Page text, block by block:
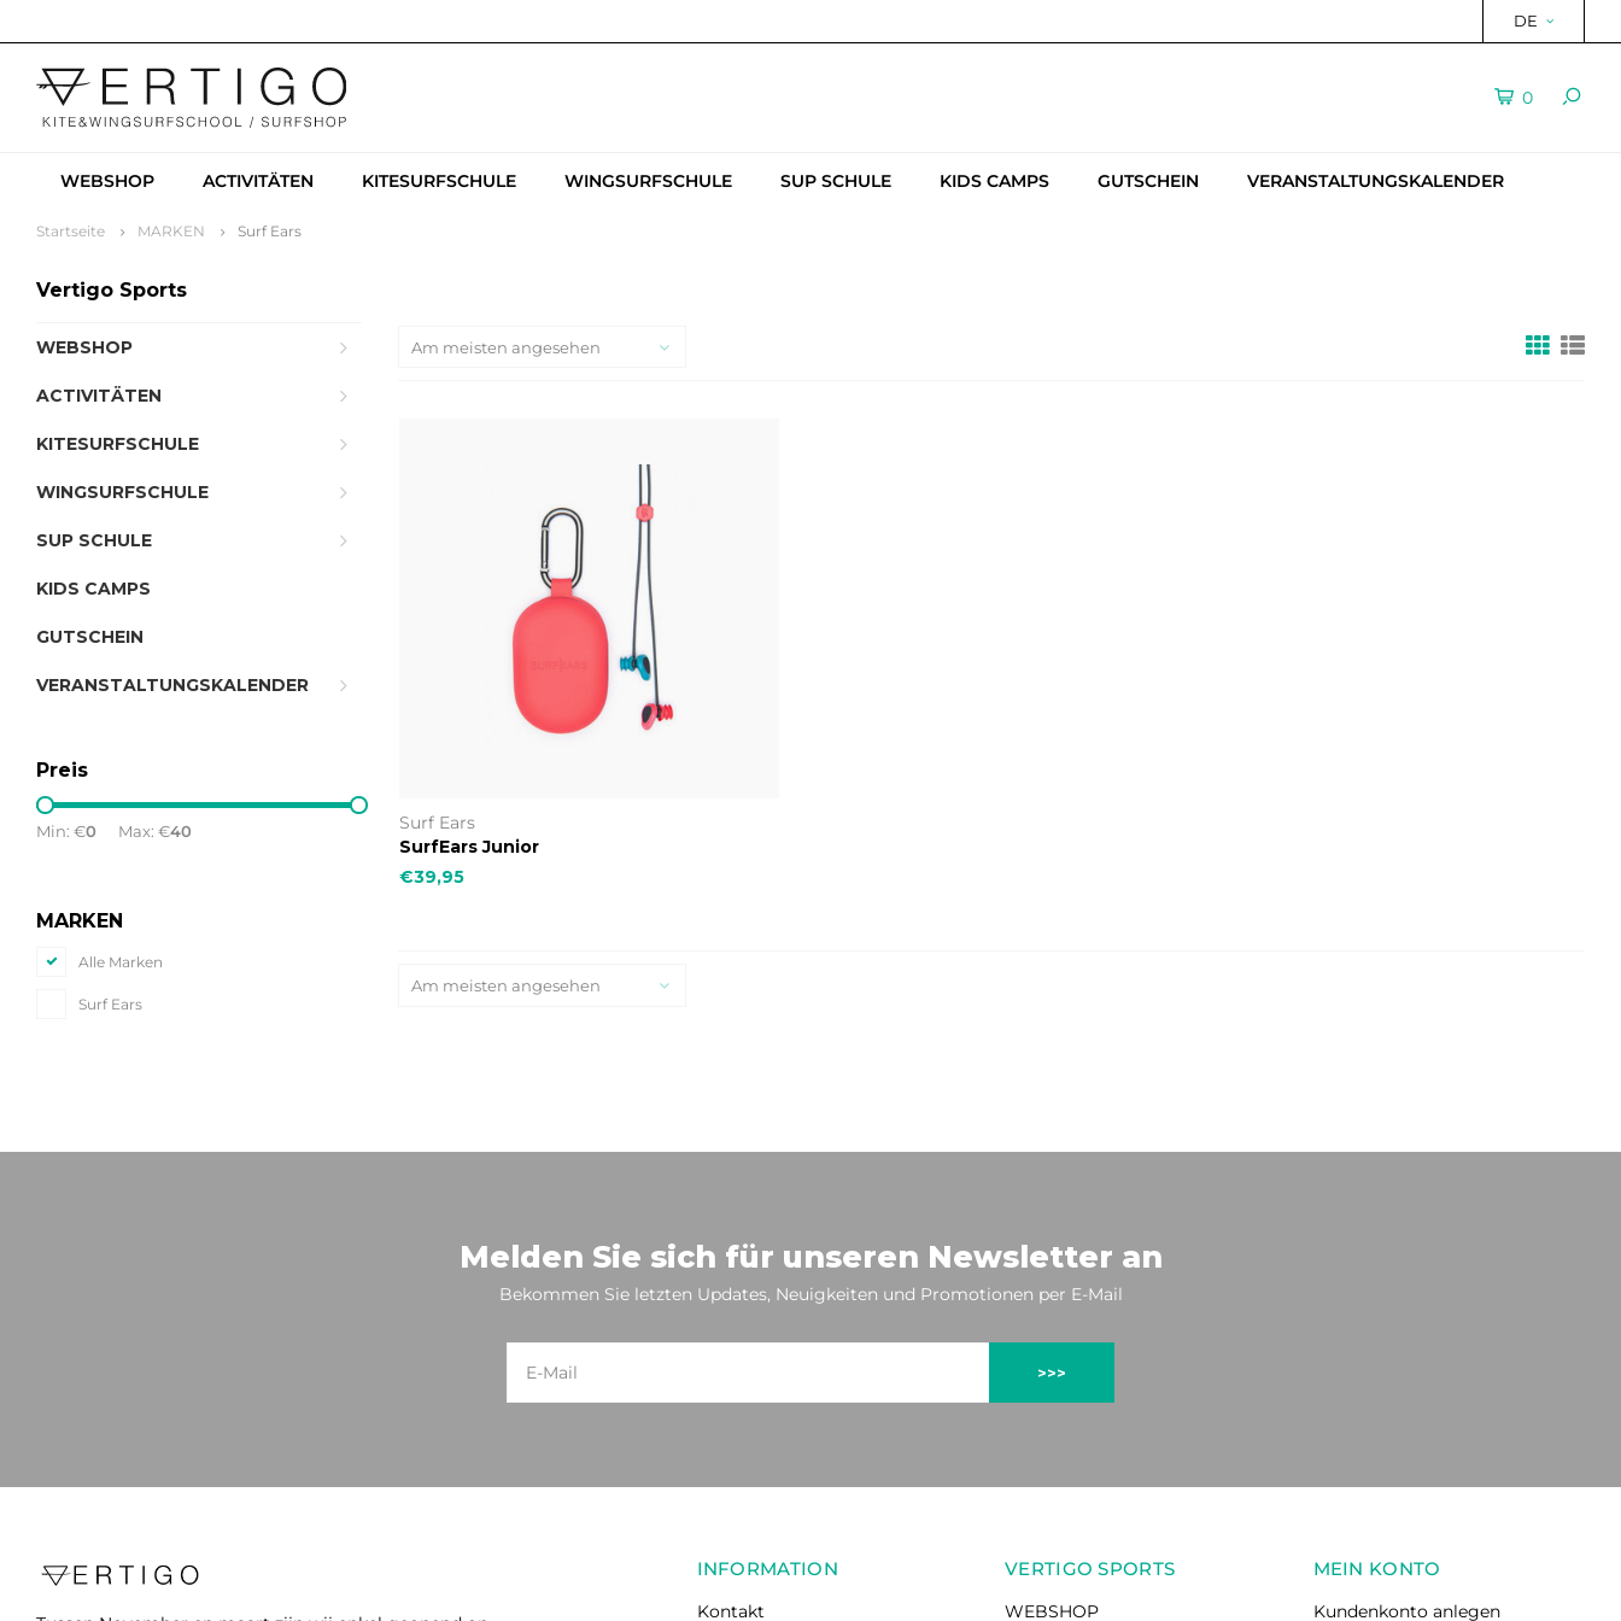
DE
0
WEBSHOP ACTIVITÄTEN KITESURFSCHULE WINGSURFSCHULE SUP SCHULE KIDS CAMPS GUTSCHEIN VERANSTALTUNGSKALENDER
Startseite MARKEN Surf Ears
Vertigo Sports
WEBSHOP
ACTIVITÄTEN
KITESURFSCHULE
WINGSURFSCHULE
SUP SCHULE
KIDS CAMPS
GUTSCHEIN
VERANSTALTUNGSKALENDER
Preis
Min: €0 Max: €40
MARKEN
Alle Marken
Surf Ears
Am meisten angesehen
Surf Ears
SurfEars Junior
€39,95
Am meisten angesehen
Melden Sie sich für unseren Newsletter an
Bekommen Sie letzten Updates, Neuigkeiten und Promotionen per E-Mail
>>>
INFORMATION
Kontakt
VERTIGO SPORTS
WEBSHOP
MEIN KONTO
Kundenkonto anlegen